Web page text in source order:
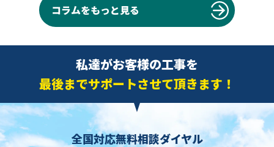
コラムをもっと見る
私達がお客様の工事を
最後までサポートさせて頂きます！
全国対応無料相談ダイヤル